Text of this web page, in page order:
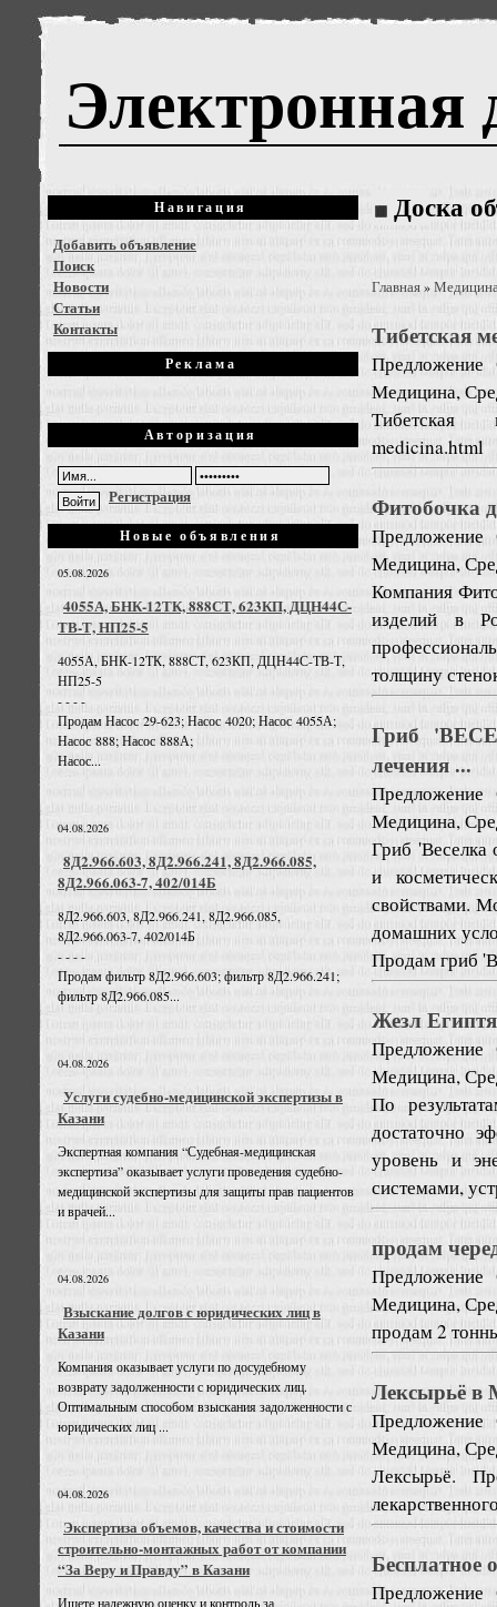
Электронная
Навигация
Добавить объявление
Поиск
Новости
Статьи
Контакты
Реклама
Авторизация
Регистрация
Новые объявления
05.08.2026
4055А, БНК-12ТК, 888СТ, 623КП, ДЦН44С-
ТВ-Т, НП25-5
4055А, БНК-12ТК, 888СТ, 623КП, ДЦН44С-ТВ-Т,
НП25-5
- - - -
Продам Насос 29-623; Насос 4020; Насос 4055А;
Насос 888; Насос 888А;
Насос...
04.08.2026
8Д2.966.603, 8Д2.966.241, 8Д2.966.085,
8Д2.966.063-7, 402/014Б
8Д2.966.603, 8Д2.966.241, 8Д2.966.085,
8Д2.966.063-7, 402/014Б
- - - -
Продам фильтр 8Д2.966.603; фильтр 8Д2.966.241;
фильтр 8Д2.966.085...
04.08.2026
Услуги судебно-медицинской экспертизы в
Казани
Экспертная компания “Судебная-медицинская
экспертиза” оказывает услуги проведения судебно-
медицинской экспертизы для защиты прав пациентов
и врачей...
04.08.2026
Взыскание долгов с юридических лиц в
Казани
Компания оказывает услуги по досудебному
возврату задолженности с юридических лиц.
Оптимальным способом взыскания задолженности с
юридических лиц ...
04.08.2026
Экспертиза объемов, качества и стоимости
строительно-монтажных работ от компании
“За Веру и Правду” в Казани
Ищете надежную оценку и контроль за
Доска
Главная»
Тибетская
Предложение
Медицина,
Тибетская
medicina.html
Фитобочка
Предложение
Медицина,
Компания
изделий в
толщину
Гриб
лечения ...
Предложение
Медицина,
Гриб 'Веселка
и
свойствами.
домашних
Продам гриб
Жезл
Предложение
Медицина,
По
достаточно
уровень и
системами,
продам
Предложение
Медицина,
продам 2
Лексырьё в
Предложение
Медицина,
Лексырьё.
Бесплатное
Предложение